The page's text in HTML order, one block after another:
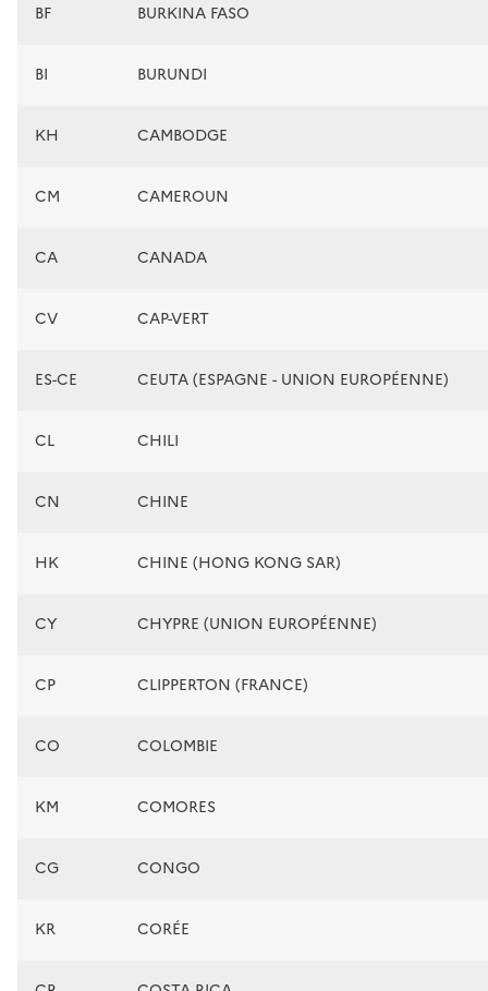
BF BURKINA FASO
BI BURUNDI
KH CAMBODGE
CM CAMEROUN
CA CANADA
CV CAP-VERT
ES-CE CEUTA (ESPAGNE - UNION EUROPÉENNE)
CL CHILI
CN CHINE
HK CHINE (HONG KONG SAR)
CY CHYPRE (UNION EUROPÉENNE)
CP CLIPPERTON (FRANCE)
CO COLOMBIE
KM COMORES
CG CONGO
KR CORÉE